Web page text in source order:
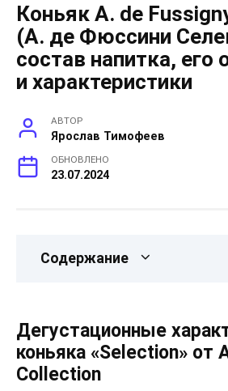
Коньяк A. de
(А. де Фюссини
состав напитка, его
и характеристики
АВТОР
Ярослав Тимофеев
ОБНОВЛЕНО
23.07.2024
Содержание
Дегустационные
коньяка «Selection» от
Collection